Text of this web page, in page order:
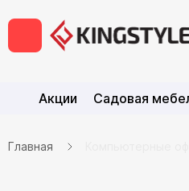
Акции Садовая
Главная